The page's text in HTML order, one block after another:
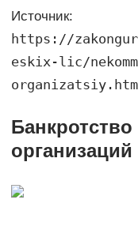
Источник:
https://
eskix-lic/
организаций